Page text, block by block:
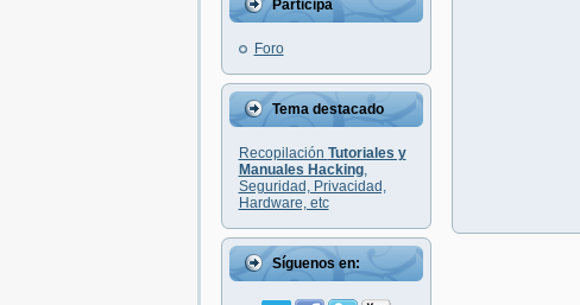
Participa
Foro
Tema destacado
Recopilación Tutoriales y
Manuales Hacking,
Seguridad, Privacidad,
Hardware, etc
Síguenos en: